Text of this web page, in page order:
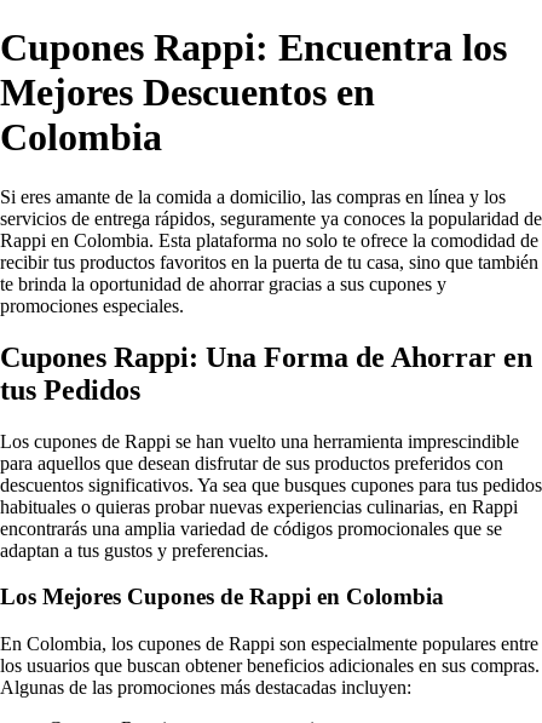
Cupones Rappi: Encuentra los
Mejores Descuentos en
Colombia
Si eres amante de la comida a domicilio, las compras en línea y los
servicios de entrega rápidos, seguramente ya conoces la popularidad de
Rappi en Colombia. Esta plataforma no solo te ofrece la comodidad de
recibir tus productos favoritos en la puerta de tu casa, sino que también
te brinda la oportunidad de ahorrar gracias a sus cupones y
promociones especiales.
Cupones Rappi: Una Forma de Ahorrar en
tus Pedidos
Los cupones de Rappi se han vuelto una herramienta imprescindible
para aquellos que desean disfrutar de sus productos preferidos con
descuentos significativos. Ya sea que busques cupones para tus pedidos
habituales o quieras probar nuevas experiencias culinarias, en Rappi
encontrarás una amplia variedad de códigos promocionales que se
adaptan a tus gustos y preferencias.
Los Mejores Cupones de Rappi en Colombia
En Colombia, los cupones de Rappi son especialmente populares entre
los usuarios que buscan obtener beneficios adicionales en sus compras.
Algunas de las promociones más destacadas incluyen: